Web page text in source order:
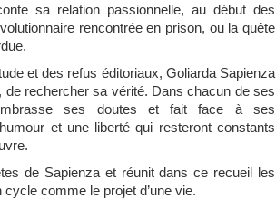
sa relation passionnelle, au début des
rencontrée en prison, ou la quête
et des refus éditoriaux, Goliarda Sapienza
rechercher sa vérité. Dans chacun de ses
ses doutes et fait face à ses
et une liberté qui resteront constants
de Sapienza et réunit dans ce recueil les
comme le projet d’une vie.